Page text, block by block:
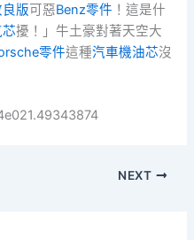
版可惡Benz零件 ！這是什
芯擾！」牛土豪對著天空大
零件這種汽車機油芯沒
NEXT